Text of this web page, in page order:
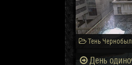
Тень
День